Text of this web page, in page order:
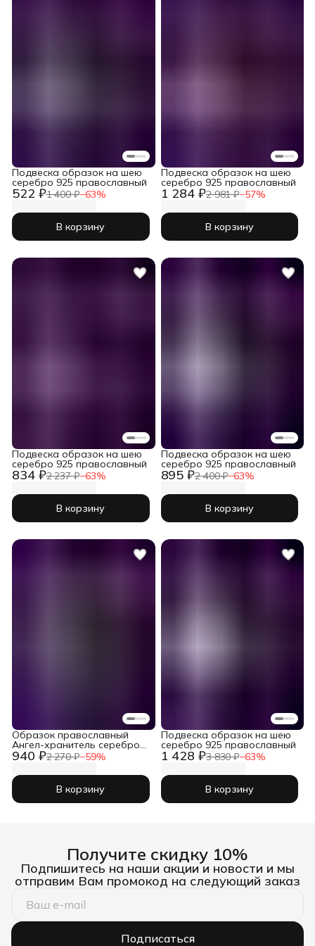
522 ₽1 400 ₽−63%
Подвеска образок на шею
серебро 925 православный
В корзину
1 284 ₽2 981 ₽−57%
Подвеска образок на шею
серебро 925 православный
В корзину
834 ₽2 237 ₽−63%
Подвеска образок на шею
серебро 925 православный
В корзину
895 ₽2 400 ₽−63%
Подвеска образок на шею
серебро 925 православный
В корзину
940 ₽2 270 ₽−59%
Образок православный
Ангел-хранитель серебро
925 проба
В корзину
1 428 ₽3 830 ₽−63%
Подвеска образок на шею
серебро 925 православный
В корзину
Получите скидку 10%
Подпишитесь на наши акции и новости и мы
отправим Вам промокод на следующий заказ
Подписаться